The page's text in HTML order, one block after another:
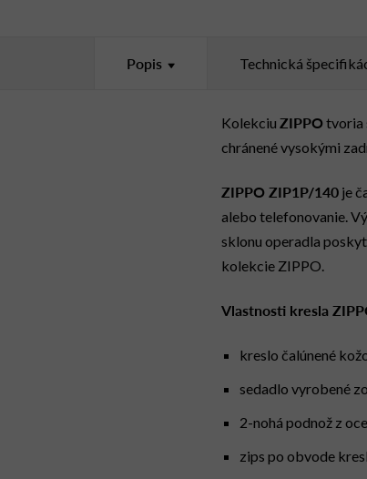
Popis Technická
Kolekciu ZIPPOtvoria
chránené vysokými
ZIPPO ZIP1P/140 je
alebo telefonovanie.
sklonu operadla
kolekcie ZIPPO.
Vlastnosti kresla
kreslo čalúnené
sedadlo vyrobené
2-nohá podnož z
zips po obvode